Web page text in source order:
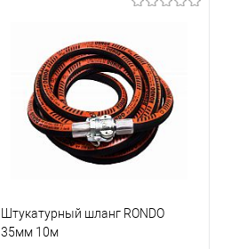
Штукатурный шланг RONDO
35мм 10м